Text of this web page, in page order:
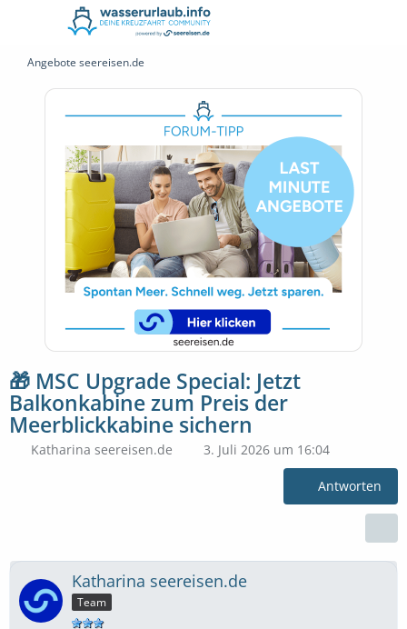
Angebote seereisen.de
🎁 MSC Upgrade Special: Jetzt
Balkonkabine zum Preis der
Meerblickkabine sichern
Katharina seereisen.de 3. Juli 2026 um 16:04
Antworten
Katharina seereisen.de
Team